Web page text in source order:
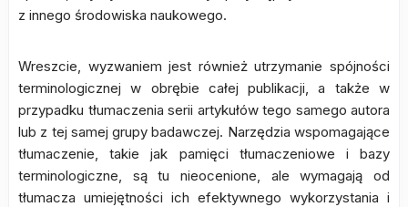
z innego środowiska naukowego.
Wreszcie, wyzwaniem jest również utrzymanie spójności
terminologicznej w obrębie całej publikacji, a także w
przypadku tłumaczenia serii artykułów tego samego autora
lub z tej samej grupy badawczej. Narzędzia wspomagające
tłumaczenie, takie jak pamięci tłumaczeniowe i bazy
terminologiczne, są tu nieocenione, ale wymagają od
tłumacza umiejętności ich efektywnego wykorzystania i